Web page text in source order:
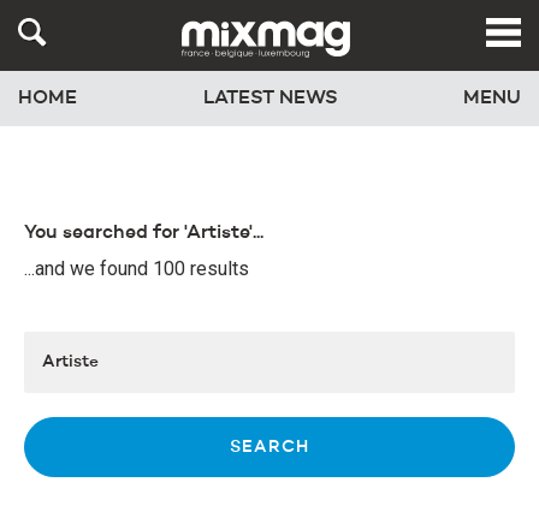
HOME LATEST NEWS MENU
You searched for 'Artiste'...
...and we found 100 results